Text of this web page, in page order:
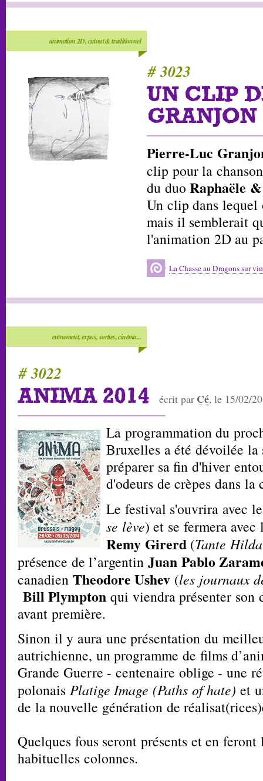
animation 2D, cutout & traditionnel
# 3023
UN CLIP
GRANJON
Pierre-Luc
clip pour la
du duoRaphaële
Un clip dans lequel
mais il semblerait
l'animation 2D au
La Chasse au Dragons sur
evènement, expos, sorties, cinéma...
# 3022
ANIMA 2014 écrit par Cé, le 15/02/
La programmation du
Bruxelles a été dévoilée
préparer sa fin d'hiver
d'odeurs de crèpes dans
Le festival s'ouvrira avec
se lève) et se fermera
Remy Girerd(Tante Hilda
présence de l’argentin Juan Pablo
canadien Theodore Ushev (les journaux
Bill Plympton qui viendra présenter son
avant première.
Sinon il y aura une présentation du
autrichienne, un programme de films
Grande Guerre - centenaire oblige - une
polonais Platige Image (Paths of hate) et
de la nouvelle génération de
Quelques fous seront présents et en
habituelles colonnes.